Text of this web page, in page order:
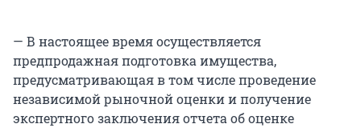
— В настоящее время осуществляется
предпродажная подготовка имущества,
предусматривающая в том числе проведение
независимой рыночной оценки и получение
экспертного заключения отчета об оценке